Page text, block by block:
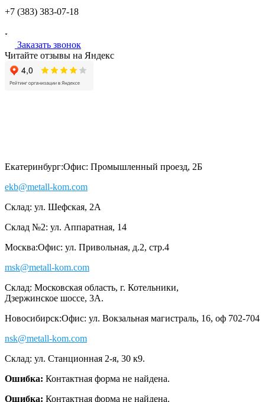
+7 (383) 383-07-18
Заказать звонок
Читайте отзывы на Яндекс
Екатеринбург:Офис: Промышленный проезд, 2Б
ekb@metall-kom.com
Склад: ул. Шефская, 2А
Склад №2: ул. Аппаратная, 14
Москва:Офис: ул. Привольная, д.2, стр.4
msk@metall-kom.com
Склад: Московская область, г. Котельники,
Дзержинское шоссе, 3А.
Новосибирск:Офис: ул. Вокзальная магистраль, 16, оф 702-704
nsk@metall-kom.com
Склад: ул. Станционная 2-я, 30 к9.
Ошибка: Контактная форма не найдена.
Ошибка: Контактная форма не найдена.